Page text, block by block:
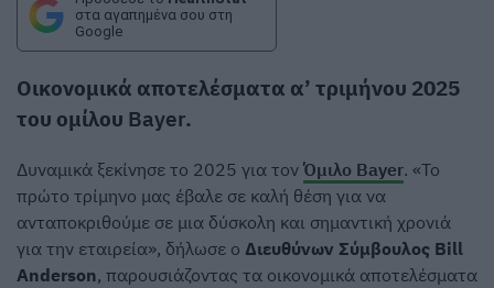
στα αγαπημένα σου στη
Google
Οικονομικά αποτελέσματα α’ τριμήνου 2025
του ομίλου Bayer.
Δυναμικά ξεκίνησε το 2025 για τον Όμιλο Bayer. «Το
πρώτο τρίμηνο μας έβαλε σε καλή θέση για να
ανταποκριθούμε σε μια δύσκολη και σημαντική χρονιά
για την εταιρεία», δήλωσε ο Διευθύνων Σύμβουλος Bill
Anderson, παρουσιάζοντας τα οικονομικά αποτελέσματα